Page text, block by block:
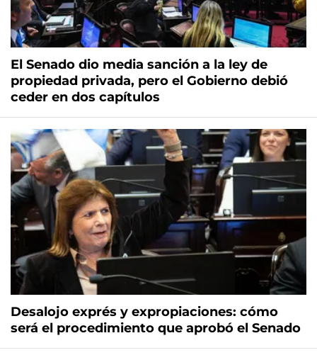
El Senado dio media sanción a la ley de
propiedad privada, pero el Gobierno debió
ceder en dos capítulos
Desalojo exprés y expropiaciones: cómo
será el procedimiento que aprobó el Senado